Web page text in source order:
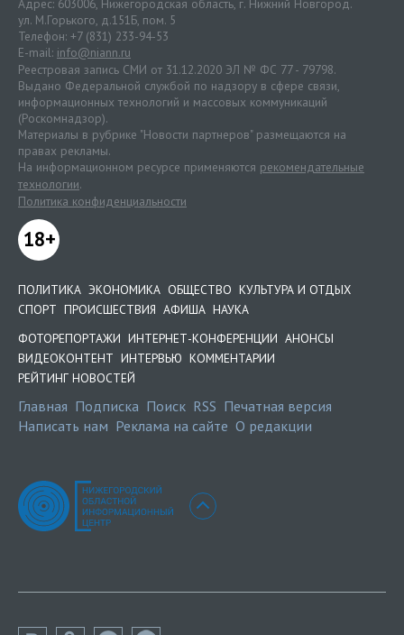
Адрес: 603006, Нижегородская область, г. Нижний Новгород.
ул. М.Горького, д.151Б, пом. 5
Телефон: +7 (831) 233-94-53
E-mail: info@niann.ru
Реестровая запись СМИ от 31.12.2020 ЭЛ № ФС 77 - 79798.
Выдано Федеральной службой по надзору в сфере связи,
информационных технологий и массовых коммуникаций
(Роскомнадзор).
Материалы в рубрике "Новости партнеров" размещаются на
правах рекламы.
На информационном ресурсе применяются рекомендательные
технологии.
Политика конфиденциальности
18+
ПОЛИТИКА ЭКОНОМИКА ОБЩЕСТВО КУЛЬТУРА И ОТДЫХ
СПОРТ ПРОИСШЕСТВИЯ АФИША НАУКА
ФОТОРЕПОРТАЖИ ИНТЕРНЕТ-КОНФЕРЕНЦИИ АНОНСЫ
ВИДЕОКОНТЕНТ ИНТЕРВЬЮ КОММЕНТАРИИ
РЕЙТИНГ НОВОСТЕЙ
Главная Подписка Поиск RSS Печатная версия
Написать нам Реклама на сайте О редакции